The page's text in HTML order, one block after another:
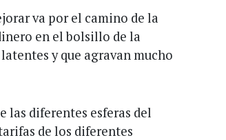
va por el camino de la
en el bolsillo de la
y que agravan mucho
las diferentes esferas del
de los diferentes